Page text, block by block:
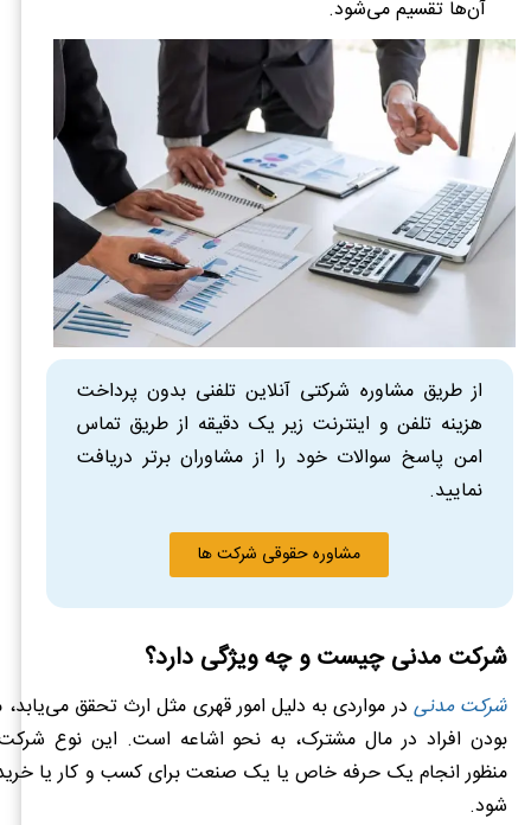
آن‌ها تقسیم می‌شود.
از طریق مشاوره شرکتی آنلاین تلفنی بدون پرداخت
هزینه تلفن و اینترنت زیر یک دقیقه از طریق تماس
امن پاسخ سوالات خود را از مشاوران برتر دریافت
نمایید.
مشاوره حقوقی شرکت ها
شرکت مدنی چیست و چه ویژگی دارد؟
شرکت مدنی در مواردی به دلیل امور قهری مثل ارث تحقق
بودن افراد در مال مشترک، به نحو اشاعه است. این نوع
منظور انجام یک حرفه خاص یا یک صنعت برای کسب و کار یا
شود.